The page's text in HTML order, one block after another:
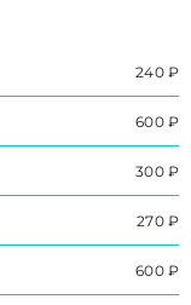
240 ₽
600 ₽
300 ₽
270 ₽
600 ₽